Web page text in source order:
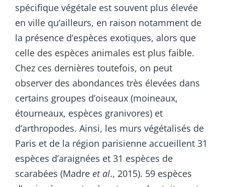
spécifique végétale est souvent plus élevée
en ville qu’ailleurs, en raison notamment de
la présence d’espèces exotiques, alors que
celle des espèces animales est plus faible.
Chez ces dernières toutefois, on peut
observer des abondances très élevées dans
certains groupes d’oiseaux (moineaux,
étourneaux, espèces granivores) et
d’arthropodes. Ainsi, les murs végétalisés de
Paris et de la région parisienne accueillent 31
espèces d’araignées et 31 espèces de
scarabées (Madre et al., 2015). 59 espèces